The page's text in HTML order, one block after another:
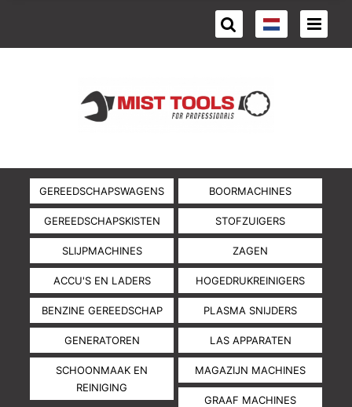
GEREEDSCHAPSWAGENS BOORMACHINES
GEREEDSCHAPSKISTEN STOFZUIGERS
SLIJPMACHINES ZAGEN
ACCU'S EN LADERS HOGEDRUKREINIGERS
BENZINE GEREEDSCHAP PLASMA SNIJDERS
GENERATOREN LAS APPARATEN
SCHOONMAAK EN
REINIGING
MAGAZIJN MACHINES
GRAAF MACHINES